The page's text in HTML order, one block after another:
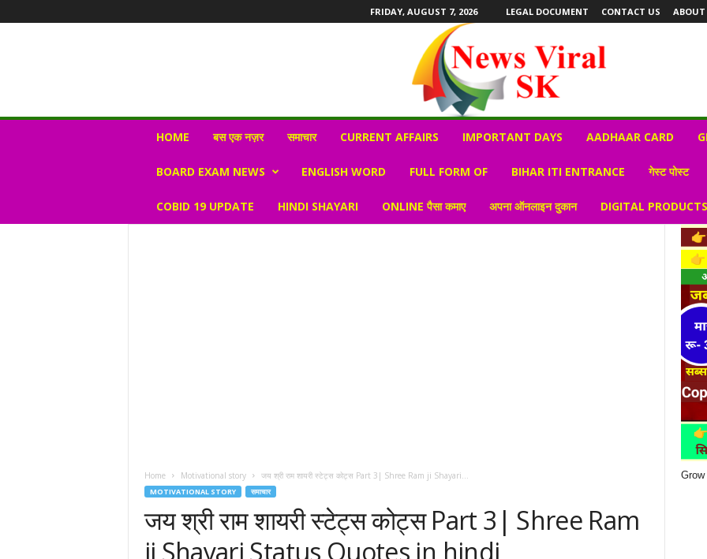
FRIDAY, AUGUST 7, 2026 LEGAL DOCUMENT CONTACT US ABOUT
r
HOME बस एक नज़र समाचार CURRENT AFFAIRS IMPORTANT DAYS AADHAAR CARD
BOARD EXAM NEWS ENGLISH WORD FULL FORM OF BIHAR ITI ENTRANCE गेस्ट पोस्ट
COBID 19 UPDATE HINDI SHAYARI ONLINE पैसा कमाए अपना ऑनलाइन दुकान DIGITAL
Home Motivational story जय श्री राम शायरी स्टेट्स कोट्स Part 3| Shree Ram ji Shayari...
MOTIVATIONAL STORY समाचार
जय श्री राम शायरी स्टेट्स कोट्स Part 3| Shree Ram
ji Shayari Status Quotes in hindi